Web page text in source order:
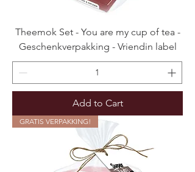
Theemok Set - You are my cup of tea -
Geschenkverpakking - Vriendin label
Add to Cart
GRATIS VERPAKKING!